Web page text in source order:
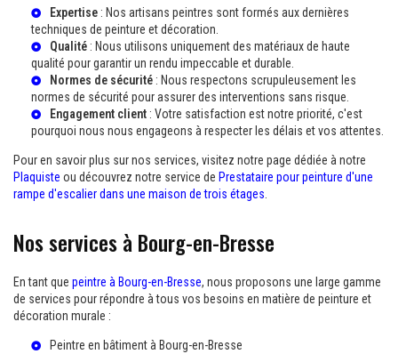
Expertise : Nos artisans peintres sont formés aux dernières
techniques de peinture et décoration.
Qualité : Nous utilisons uniquement des matériaux de haute
qualité pour garantir un rendu impeccable et durable.
Normes de sécurité : Nous respectons scrupuleusement les
normes de sécurité pour assurer des interventions sans risque.
Engagement client : Votre satisfaction est notre priorité, c'est
pourquoi nous nous engageons à respecter les délais et vos attentes.
Pour en savoir plus sur nos services, visitez notre page dédiée à notre
Plaquiste ou découvrez notre service de Prestataire pour peinture d'une
rampe d'escalier dans une maison de trois étages.
Nos services à Bourg-en-Bresse
En tant que peintre à Bourg-en-Bresse, nous proposons une large gamme
de services pour répondre à tous vos besoins en matière de peinture et
décoration murale :
Peintre en bâtiment à Bourg-en-Bresse